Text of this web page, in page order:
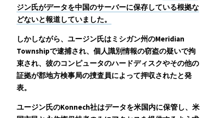
ジン氏がデータを中国のサーバーに保存している根拠な
どないと報道していました。
しかしながら、ユージン氏はミシガン州のMeridian
Townshipで逮捕され、個人識別情報の窃盗の疑いで拘
束され、彼のコンピュータのハードディスクやその他の
証拠が郡地方検事局の捜査員によって押収されたと発
表。
ユージン氏のKonnech社はデータを米国内に保管し、米